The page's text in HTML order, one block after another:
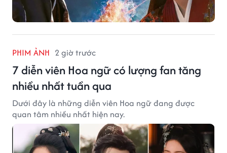
PHIM ẢNH 2 giờ trước
7 diễn viên Hoa ngữ có lượng fan tăng
nhiều nhất tuần qua
Dưới đây là những diễn viên Hoa ngữ đang được
quan tâm nhiều nhất hiện nay.